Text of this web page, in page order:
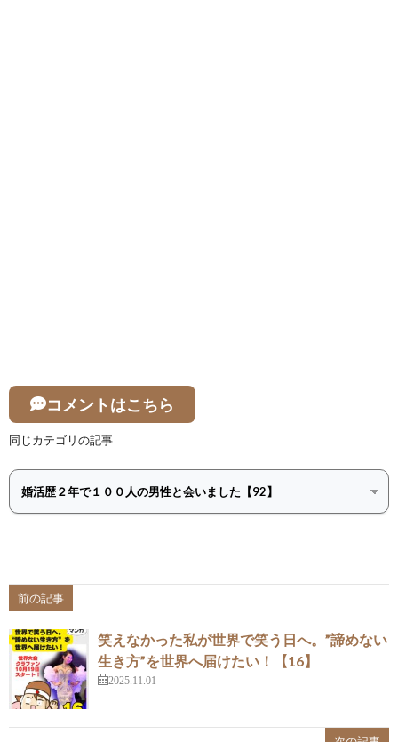
コメントはこちら
同じカテゴリの記事
前の記事
笑えなかった私が世界で笑う日へ。”諦めない
生き方”を世界へ届けたい！【16】
2025.11.01